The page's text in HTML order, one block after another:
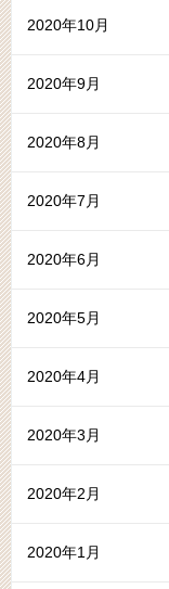
2020年10月
2020年9月
2020年8月
2020年7月
2020年6月
2020年5月
2020年4月
2020年3月
2020年2月
2020年1月